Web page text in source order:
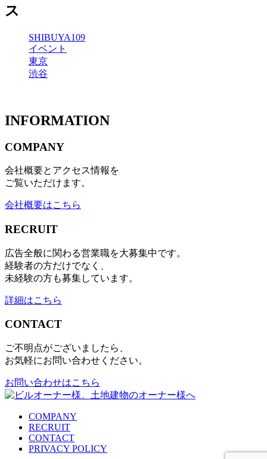
ス
SHIBUYA109
イベント
東京
渋谷
INFORMATION
COMPANY
会社概要とアクセス情報を
ご覧いただけます。
会社概要はこちら
RECRUIT
広告全般に関わる営業職を大募集中です。
経験者の方だけでなく、
未経験の方も募集しています。
詳細はこちら
CONTACT
ご不明点がございましたら、
お気軽にお問い合わせください。
お問い合わせはこちら
COMPANY
RECRUIT
CONTACT
PRIVACY POLICY